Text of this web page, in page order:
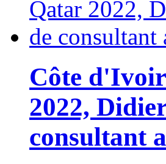
Côte
2022,
consultant